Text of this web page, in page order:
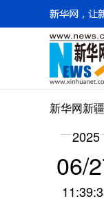
新华网新
2025
06/